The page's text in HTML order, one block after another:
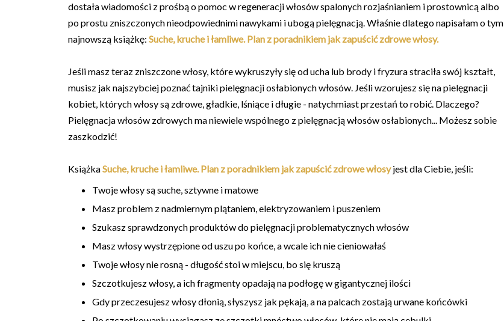
dostała wiadomości z prośbą o pomoc w regeneracji włosów spalonych rozjaśnianiem i prostownicą albo
po prostu zniszczonych nieodpowiednimi nawykami i ubogą pielęgnacją. Właśnie dlatego napisałam o tym
najnowszą książkę: Suche, kruche i łamliwe. Plan z poradnikiem jak zapuścić zdrowe włosy.
Jeśli masz teraz zniszczone włosy, które wykruszyły się od ucha lub brody i fryzura straciła swój kształt,
musisz jak najszybciej poznać tajniki pielęgnacji osłabionych włosów. Jeśli wzorujesz się na pielęgnacji
kobiet, których włosy są zdrowe, gładkie, lśniące i długie - natychmiast przestań to robić. Dlaczego?
Pielęgnacja włosów zdrowych ma niewiele wspólnego z pielęgnacją włosów osłabionych... Możesz sobie
zaszkodzić!
KsiążkaSuche, kruche i łamliwe. Plan z poradnikiem jak zapuścić zdrowe włosy jest dla Ciebie, jeśli:
Twoje włosy są suche, sztywne i matowe
Masz problem z nadmiernym plątaniem, elektryzowaniem i puszeniem
Szukasz sprawdzonych produktów do pielęgnacji problematycznych włosów
Masz włosy wystrzępione od uszu po końce, a wcale ich nie cieniowałaś
Twoje włosy nie rosną - długość stoi w miejscu, bo się kruszą
Szczotkujesz włosy, a ich fragmenty opadają na podłogę w gigantycznej ilości
Gdy przeczesujesz włosy dłonią, słyszysz jak pękają, a na palcach zostają urwane końcówki